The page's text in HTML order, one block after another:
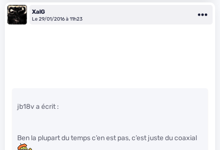
XalG
Le 29/01/2016 à 11h23
jb18v a écrit :
Ben la plupart du temps c’en est pas, c’est juste du coaxial